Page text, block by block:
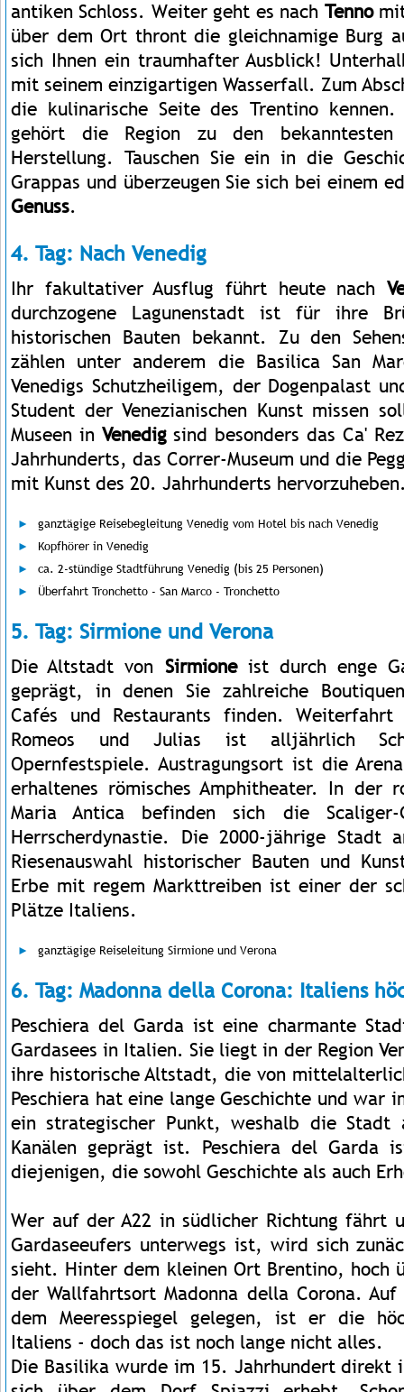
antiken Schloss. Weiter geht es nach Tennomit
über dem Ort thront die gleichnamige Burg
sich Ihnen ein traumhafter Ausblick!
mit seinem einzigartigen Wasserfall. Zum
die kulinarische Seite des Trentino
gehört die Region zu den
Herstellung. Tauschen Sie ein in die
Grappas und überzeugen Sie sich bei einem
Genuss.
4. Tag: Nach Venedig
Ihr fakultativer Ausflug führt heute nach
durchzogene Lagunenstadt ist für ihre
historischen Bauten bekannt. Zu den
zählen unter anderem die Basilica San
Venedigs Schutzheiligem, der Dogenpalast
Student der Venezianischen Kunst missen
Museen in Venedigsind besonders das Ca'
Jahrhunderts, das Correr-Museum und die
mit Kunst des 20. Jahrhunderts
ganztägige Reisebegleitung Venedig vom Hotel bis nach Venedig
Kopfhörer in Venedig
ca. 2-stündige Stadtführung Venedig (bis 25 Personen)
Überfahrt Tronchetto - San Marco - Tronchetto
5. Tag: Sirmione und Verona
Die Altstadt von Sirmione ist durch enge
geprägt, in denen Sie zahlreiche
Cafés und Restaurants finden.
Romeos und Julias ist alljährlich
Opernfestspiele. Austragungsort ist die
erhaltenes römisches Amphitheater. In der
Maria Antica befinden sich die Scaliger-
Herrscherdynastie. Die 2000-jährige Stadt
Riesenauswahl historischer Bauten und
Erbe mit regem Markttreiben ist einer der
Plätze Italiens.
ganztägige Reiseleitung Sirmione und Verona
6. Tag: Madonna della Corona: Italiens
Peschiera del Garda ist eine charmante
Gardasees in Italien. Sie liegt in der Region
ihre historische Altstadt, die von
Peschiera hat eine lange Geschichte und war
ein strategischer Punkt, weshalb die Stadt
Kanälen geprägt ist. Peschiera del Garda
diejenigen, die sowohl Geschichte als auch
Wer auf der A22 in südlicher Richtung fährt
Gardaseeufers unterwegs ist, wird sich
sieht. Hinter dem kleinen Ort Brentino, hoch
der Wallfahrtsort Madonna della Corona.
dem Meeresspiegel gelegen, ist er die
Italiens - doch das ist noch lange nicht alles.
Die Basilika wurde im 15. Jahrhundert direkt